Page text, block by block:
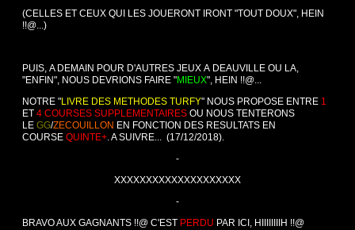
(CELLES ET CEUX QUI LES JOUERONT IRONT "TOUT DOUX", HEIN
!!@...)
PUIS, A DEMAIN POUR D'AUTRES JEUX A DEAUVILLE OU LA,
"ENFIN", NOUS DEVRIONS FAIRE "MIEUX", HEIN !!@...
NOTRE "LIVRE DES METHODES TURFY" NOUS PROPOSE ENTRE 1
ET 4 COURSES SUPPLEMENTAIRES OU NOUS TENTERONS
LE GG/ZECOUILLON EN FONCTION DES RESULTATS EN
COURSE QUINTE+. A SUIVRE... (17/12/2018).
-
XXXXXXXXXXXXXXXXXXXX
-
BRAVO AUX GAGNANTS !!@ C'EST PERDU PAR ICI, HIIIIIIIIH !!@